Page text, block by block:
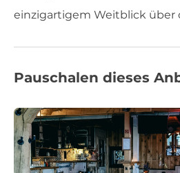
einzigartigem Weitblick über
Pauschalen dieses